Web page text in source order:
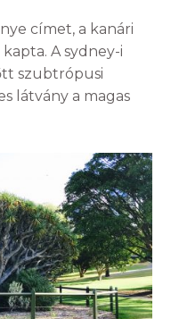
címet, a kanári
A sydney-i
szubtrópusi
látvány a magas